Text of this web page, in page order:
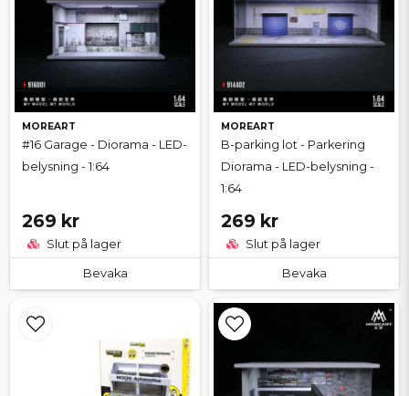
MOREART
#16 Garage - Diorama - LED-
belysning - 1:64
269 kr
Slut på lager
Bevaka
MOREART
B-parking lot - Parkering
Diorama - LED-belysning -
1:64
269 kr
Slut på lager
Bevaka